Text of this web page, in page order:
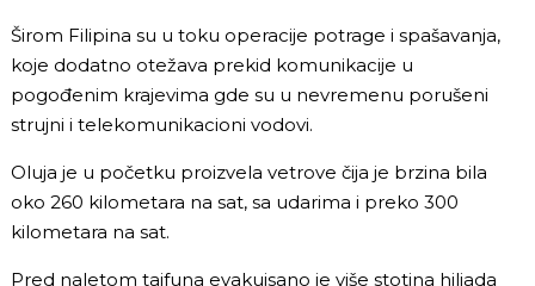
Širom Filipina su u toku operacije potrage i spašavanja,
koje dodatno otežava prekid komunikacije u
pogođenim krajevima gde su u nevremenu porušeni
strujni i telekomunikacioni vodovi.
Oluja je u početku proizvela vetrove čija je brzina bila
oko 260 kilometara na sat, sa udarima i preko 300
kilometara na sat.
Pred naletom tajfuna evakuisano je više stotina hiljada